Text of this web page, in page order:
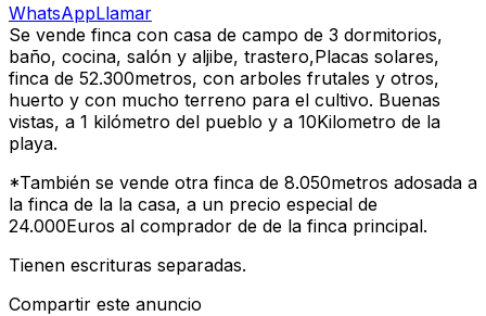
WhatsAppLlamar
Se vende finca con casa de campo de 3 dormitorios,
baño, cocina, salón y aljibe, trastero,Placas solares,
finca de 52.300metros, con arboles frutales y otros,
huerto y con mucho terreno para el cultivo. Buenas
vistas, a 1 kilómetro del pueblo y a 10Kilometro de la
playa.
*También se vende otra finca de 8.050metros adosada a
la finca de la la casa, a un precio especial de
24.000Euros al comprador de de la finca principal.
Tienen escrituras separadas.
Compartir este anuncio